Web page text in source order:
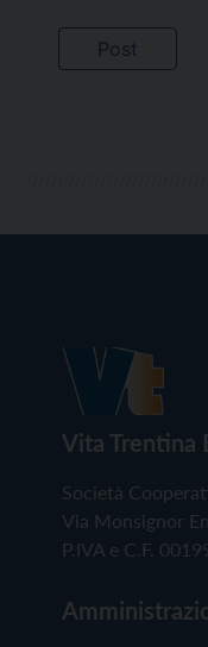
Vita Trentina
Società
Via Monsignor
P.IVA e C.F.